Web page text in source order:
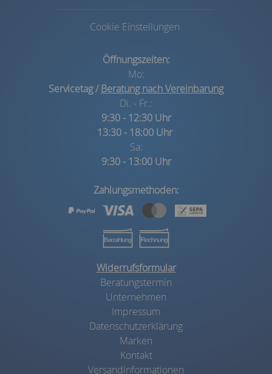
Cookie Einstellungen
Öffnungszeiten:
Mo:
Servicetag /Beratung nach Vereinbarung
Di. - Fr.:
9:30 - 12:30 Uhr
13:30 - 18:00 Uhr
Sa:
9:30 - 13:00 Uhr
Zahlungsmethoden:
Widerrufsformular
Beratungstermin
Unternehmen
Impressum
Datenschutzerklärung
Marken
Kontakt
Versandinformationen